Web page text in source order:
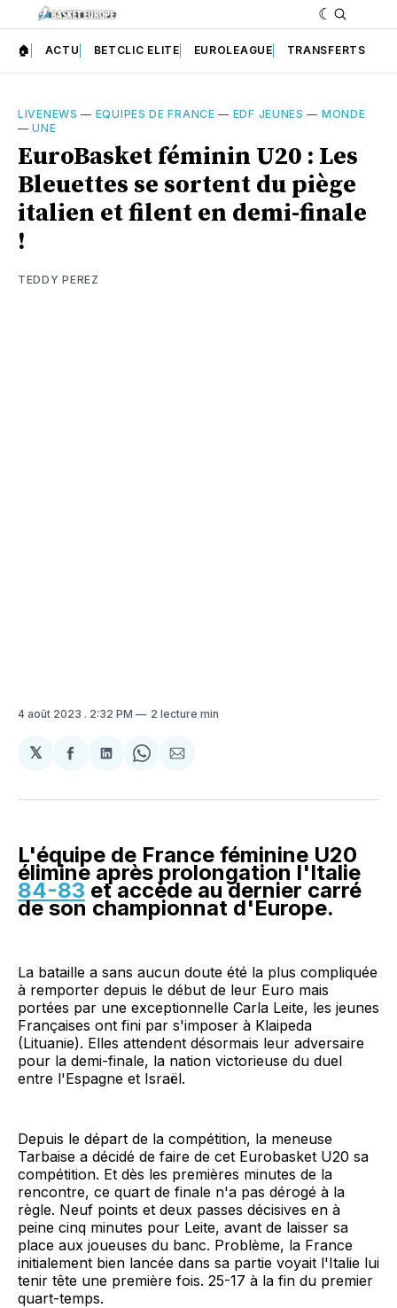
🏠 ACTU BETCLIC ELITE EUROLEAGUE TRANSFERTS
LIVENEWS — EQUIPES DE FRANCE — EDF JEUNES — MONDE
—UNE
EuroBasket féminin U20 : Les
Bleuettes se sortent du piège
italien et filent en demi-finale
!
TEDDY PEREZ
4 août 2023 . 2:32 PM 2 lecture min
𝕏
Partager
Facebook
Partager
LinkedIn
Share
WhatsApp
Partager
Courriel
L'équipe de France féminine U20
élimine après prolongation l'Italie
84-83 et accède au dernier carré
de son championnat d'Europe.
La bataille a sans aucun doute été la plus compliquée
à remporter depuis le début de leur Euro mais
portées par une exceptionnelle Carla Leite, les jeunes
Françaises ont fini par s'imposer à Klaipeda
(Lituanie). Elles attendent désormais leur adversaire
pour la demi-finale, la nation victorieuse du duel
entre l'Espagne et Israël.
Depuis le départ de la compétition, la meneuse
Tarbaise a décidé de faire de cet Eurobasket U20 sa
compétition. Et dès les premières minutes de la
rencontre, ce quart de finale n'a pas dérogé à la
règle. Neuf points et deux passes décisives en à
peine cinq minutes pour Leite, avant de laisser sa
place aux joueuses du banc. Problème, la France
initialement bien lancée dans sa partie voyait l'Italie lui
tenir tête une première fois. 25-17 à la fin du premier
quart-temps.